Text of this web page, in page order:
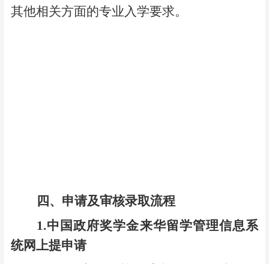
其他相关方面的专业入学要求。
四、 申请及审核录取流程
1.中国政府奖学金来华留学管理信息系
统网上提申请